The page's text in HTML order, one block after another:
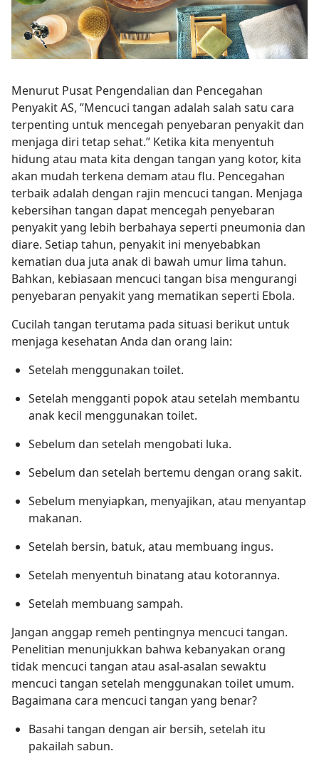
Menurut Pusat Pengendalian dan Pencegahan
Penyakit AS, ”Mencuci tangan adalah salah satu cara
terpenting untuk mencegah penyebaran penyakit dan
menjaga diri tetap sehat.” Ketika kita menyentuh
hidung atau mata kita dengan tangan yang kotor, kita
akan mudah terkena demam atau flu. Pencegahan
terbaik adalah dengan rajin mencuci tangan. Menjaga
kebersihan tangan dapat mencegah penyebaran
penyakit yang lebih berbahaya seperti pneumonia dan
diare. Setiap tahun, penyakit ini menyebabkan
kematian dua juta anak di bawah umur lima tahun.
Bahkan, kebiasaan mencuci tangan bisa mengurangi
penyebaran penyakit yang mematikan seperti Ebola.
Cucilah tangan terutama pada situasi berikut untuk
menjaga kesehatan Anda dan orang lain:
Setelah menggunakan toilet.
Setelah mengganti popok atau setelah membantu
anak kecil menggunakan toilet.
Sebelum dan setelah mengobati luka.
Sebelum dan setelah bertemu dengan orang sakit.
Sebelum menyiapkan, menyajikan, atau menyantap
makanan.
Setelah bersin, batuk, atau membuang ingus.
Setelah menyentuh binatang atau kotorannya.
Setelah membuang sampah.
Jangan anggap remeh pentingnya mencuci tangan.
Penelitian menunjukkan bahwa kebanyakan orang
tidak mencuci tangan atau asal-asalan sewaktu
mencuci tangan setelah menggunakan toilet umum.
Bagaimana cara mencuci tangan yang benar?
Basahi tangan dengan air bersih, setelah itu
pakailah sabun.